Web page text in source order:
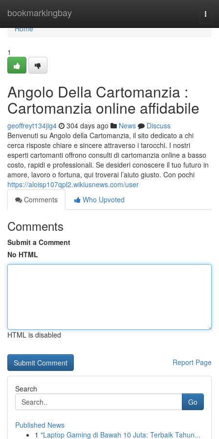
bookmarkingbay
Home
Home
1
Angolo Della Cartomanzia :
Cartomanzia online affidabile
geoffreyt134jig4 304 days ago News
Discuss
Benvenuti su Angolo della Cartomanzia, il sito dedicato a chi
cerca risposte chiare e sincere attraverso i tarocchi. I nostri
esperti cartomanti offrono consulti di cartomanzia online a basso
costo, rapidi e professionali. Se desideri conoscere il tuo futuro in
amore, lavoro o fortuna, qui troverai l’aiuto giusto. Con pochi
https://aloisp107qpl2.wikiusnews.com/user
Comments
Who Upvoted
Comments
Submit a Comment
No HTML
HTML is disabled
Report Page
Search
Go
Published News
1 "Laptop Gaming di Bawah 10 Juta: Terbaik Tahun...